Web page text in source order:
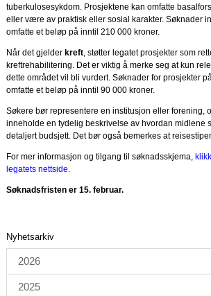
tuberkulosesykdom. Prosjektene kan omfatte
eller være av praktisk eller sosial karakter. Søknader
omfatte et beløp på inntil 210 000 kroner.
Når det gjelder kreft, støtter legatet prosjekter som
kreftrehabilitering. Det er viktig å merke seg at kun
dette området vil bli vurdert. Søknader for prosjekter
omfatte et beløp på inntil 90 000 kroner.
Søkere bør representere en institusjon eller forening,
inneholde en tydelig beskrivelse av hvordan midlene
detaljert budsjett. Det bør også bemerkes at
For mer informasjon og tilgang til søknadsskjema,
legatets nettside.
Søknadsfristen er 15. februar.
Nyhetsarkiv
2026
2025